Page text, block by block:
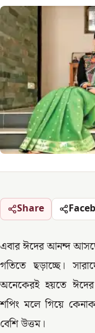
Share
এবার ঈদের আনন্দ
গতিতে ছড়াচ্ছে।
অনেকেরই হয়তে
শপিং মলে গিয়ে
বেশি উত্তম।